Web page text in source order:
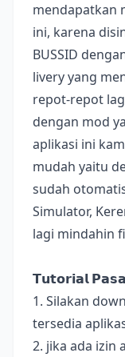
mendapatkan
ini, karena
BUSSID
livery yang
repot-repot
dengan mod
aplikasi ini
mudah yaitu
sudah
Simulator,
lagi mindahin
𝗧𝘂𝘁𝗼𝗿𝗶𝗮𝗹
1. Silakan
tersedia
2. jika ada izin